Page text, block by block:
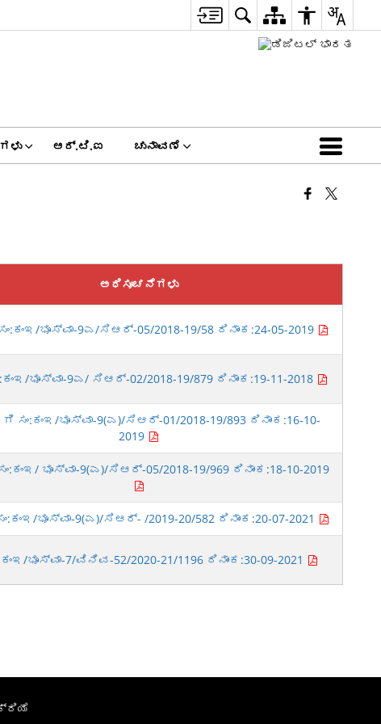
ಆರ್.ಟಿ.ಐ ಚುನಾವಣೆ
ಅಧಿಸೂಚನೆಗಳು
ಭೂಸ್ವಾ-9ಎ/ಸಿಆರ್-05/2018-19/58 ದಿನಾಂಕ:24-05-2019
ಭೂಸ್ವಾ-9ಎ/ ಸಿಆರ್-02/2018-19/879 ದಿನಾಂಕ:19-11-2018
ಭೂಸ್ವಾ-9(ಎ)/ಸಿಆರ್-01/2018-19/893 ದಿನಾಂಕ:16-10-
2019
ಭೂಸ್ವಾ-9(ಎ)/ಸಿಆರ್-05/2018-19/969 ದಿನಾಂಕ:18-10-2019
ಭೂಸ್ವಾ-9(ಎ)/ಸಿಆರ್- /2019-20/582 ದಿನಾಂಕ:20-07-2021
ಭೂಸ್ವಾ-7/ವಿನಿವ-52/2020-21/1196 ದಿನಾಂಕ:30-09-2021